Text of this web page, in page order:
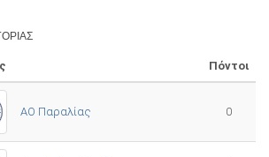
Πόντοι
ΑΟ Παραλίας 0